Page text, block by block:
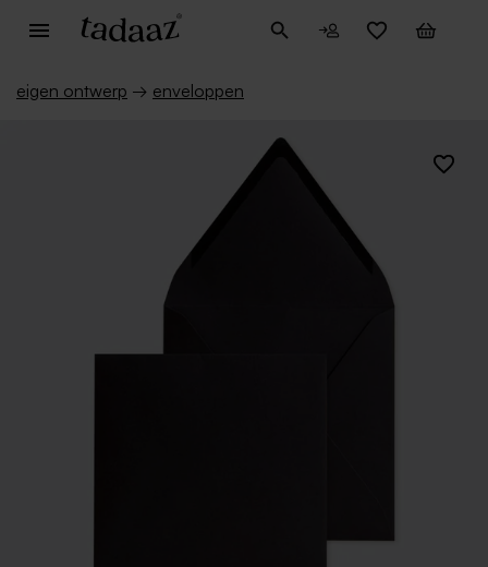
eigen ontwerp → enveloppen